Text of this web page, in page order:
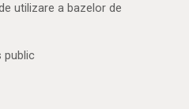
utilizare a bazelor de
public